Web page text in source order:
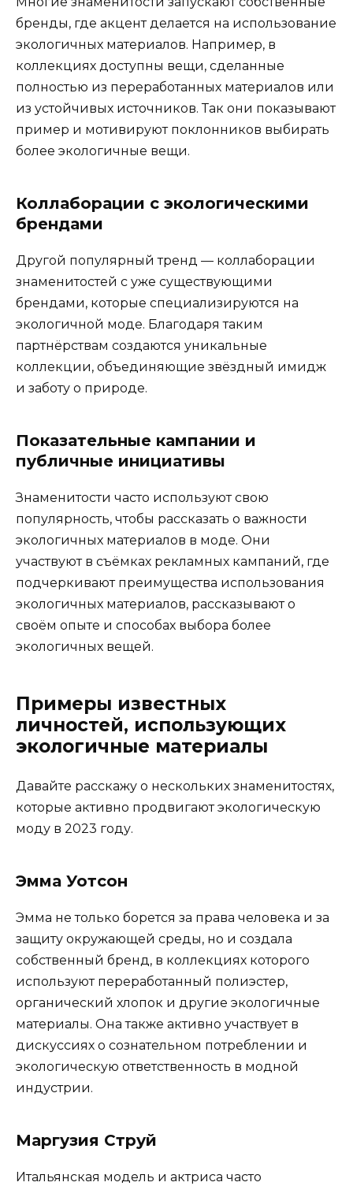
бренды, где акцент делается на использование
экологичных материалов. Например, в
коллекциях доступны вещи, сделанные
полностью из переработанных материалов или
из устойчивых источников. Так они показывают
пример и мотивируют поклонников выбирать
более экологичные вещи.
Коллаборации с экологическими
брендами
Другой популярный тренд — коллаборации
знаменитостей с уже существующими
брендами, которые специализируются на
экологичной моде. Благодаря таким
партнёрствам создаются уникальные
коллекции, объединяющие звёздный имидж
и заботу о природе.
Показательные кампании и
публичные инициативы
Знаменитости часто используют свою
популярность, чтобы рассказать о важности
экологичных материалов в моде. Они
участвуют в съёмках рекламных кампаний, где
подчеркивают преимущества использования
экологичных материалов, рассказывают о
своём опыте и способах выбора более
экологичных вещей.
Примеры известных
личностей, использующих
экологичные материалы
Давайте расскажу о нескольких знаменитостях,
которые активно продвигают экологическую
моду в 2023 году.
Эмма Уотсон
Эмма не только борется за права человека и за
защиту окружающей среды, но и создала
собственный бренд, в коллекциях которого
используют переработанный полиэстер,
органический хлопок и другие экологичные
материалы. Она также активно участвует в
дискуссиях о сознательном потреблении и
экологическую ответственность в модной
индустрии.
Маргузия Струй
Итальянская модель и актриса часто